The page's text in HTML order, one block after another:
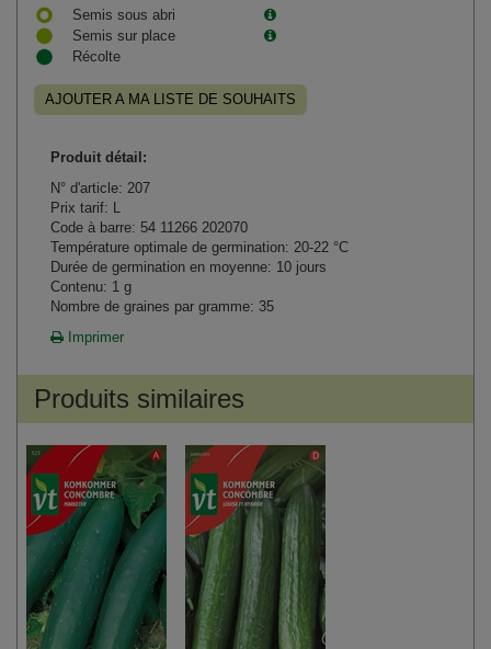
Semis sous abri
Semis sur place
Récolte
AJOUTER A MA LISTE DE SOUHAITS
Produit détail:
N° d'article: 207
Prix tarif: L
Code à barre: 54 11266 202070
Température optimale de germination: 20-22 °C
Durée de germination en moyenne: 10 jours
Contenu: 1 g
Nombre de graines par gramme: 35
Imprimer
Produits similaires